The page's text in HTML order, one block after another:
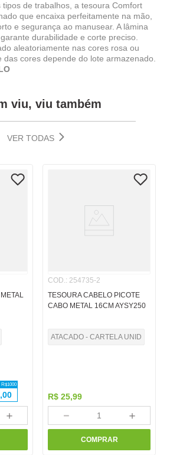
de trabalhos, a tesoura Comfort
que encaixa perfeitamente na mão,
e segurança ao manusear. A lâmina
durabilidade e corte preciso.
aleatoriamente nas cores rosa ou
das cores depende do lote armazenado.
viu, viu também
VER TODAS
R$1000
＋
COD.: 254735-2
TESOURA CABELO PICOTE
CABO METAL 16CM AYSY250
ATACADO - CARTELA UNID
R$ 25,99
＋
－
COMPRAR